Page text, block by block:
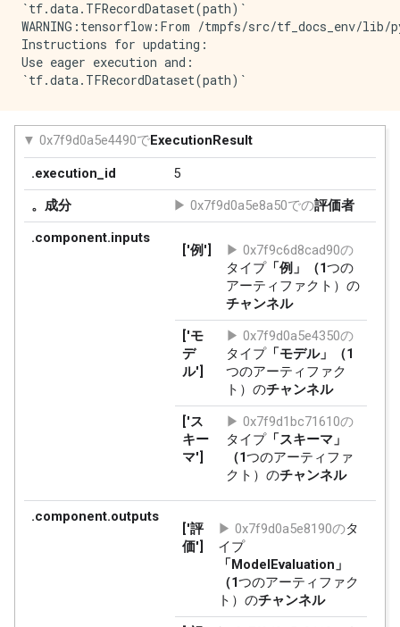
`tf.data.TFRecordDataset(path)`
WARNING:tensorflow:From /tmpfs/src/
Instructions for updating:
Use eager execution and: